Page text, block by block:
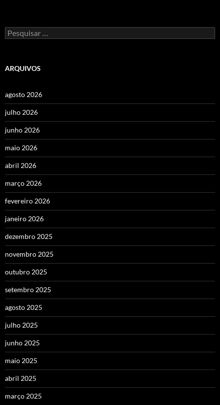
Pesquisar
por:
ARQUIVOS
agosto 2026
julho 2026
junho 2026
maio 2026
abril 2026
março 2026
fevereiro 2026
janeiro 2026
dezembro 2025
novembro 2025
outubro 2025
setembro 2025
agosto 2025
julho 2025
junho 2025
maio 2025
abril 2025
março 2025